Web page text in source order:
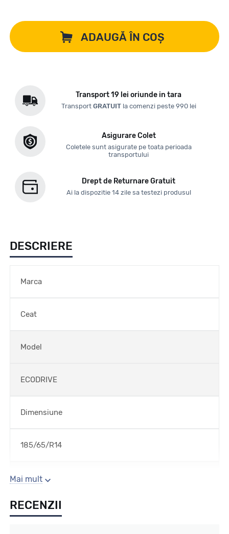
ADAUGĂ ÎN COȘ
Transport 19 lei oriunde in tara
Transport GRATUITla comenzi peste 990 lei
Asigurare Colet
Coletele sunt asigurate pe toata perioada
transportului
Drept de Returnare Gratuit
Ai la dispozitie 14 zile sa testezi produsul
DESCRIERE
Marca
Ceat
Model
ECODRIVE
Dimensiune
185/65/R14
Sezon
Vara
Mai mult
RECENZII